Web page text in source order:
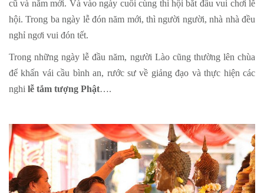
cũ và năm mới. Và vào ngày cuối cùng thì hội bắt đầu vui chơi lễ
hội. Trong ba ngày lễ đón năm mới, thì người người, nhà nhà đều
nghỉ ngơi vui đón tết.
Trong những ngày lễ đầu năm, người Lào cũng thường lên chùa
để khấn vái cầu bình an, rước sư về giảng đạo và thực hiện các
nghi lễ tắm tượng Phật….